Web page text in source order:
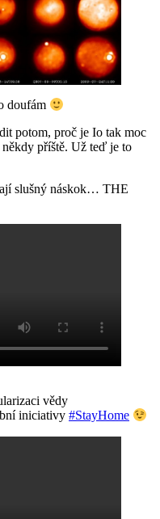
doufám
potom, proč je Io tak moc
někdy příště. Už teď je to
slušný náskok… THE
vědy
iniciativy #StayHome